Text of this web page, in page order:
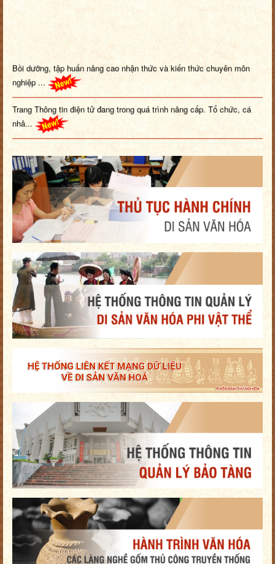
Bồi dưỡng, tập huấn nâng cao nhận thức và kiến thức chuyên môn
nghiệp ...
Trang Thông tin điện tử đang trong quá trình nâng cấp. Tổ chức, cá
nhâ...